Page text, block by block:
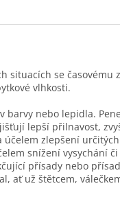
situacích se časovému
vlhkosti.
barvy nebo lepidla.
lepší přilnavost,
účelem zlepšení
snížení vysychání
přísady nebo
ať už štětcem,